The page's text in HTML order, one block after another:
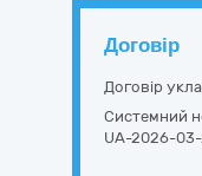
Договір
Договір
Системний
UA-2026-